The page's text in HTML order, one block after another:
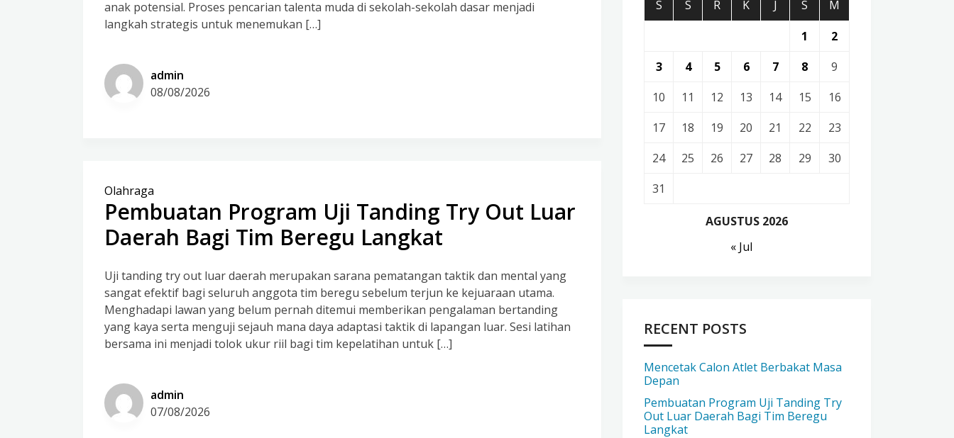
anak potensial. Proses pencarian talenta muda di sekolah-sekolah dasar menjadi
langkah strategis untuk menemukan […]
admin
08/08/2026
Olahraga
Pembuatan Program Uji Tanding Try Out Luar
Daerah Bagi Tim Beregu Langkat
Uji tanding try out luar daerah merupakan sarana pematangan taktik dan mental yang
sangat efektif bagi seluruh anggota tim beregu sebelum terjun ke kejuaraan utama.
Menghadapi lawan yang belum pernah ditemui memberikan pengalaman bertanding
yang kaya serta menguji sejauh mana daya adaptasi taktik di lapangan luar. Sesi latihan
bersama ini menjadi tolok ukur riil bagi tim kepelatihan untuk […]
admin
07/08/2026
AGUSTUS 2026
S S R K J S
M
1
2
3
4 5 6 7 8
9
10
11 12 13 14 15
16
17
18 19 20 21 22
23
24
25 26 27 28 29
30
31
« Jul
RECENT POSTS
Mencetak Calon Atlet Berbakat Masa
Depan
Pembuatan Program Uji Tanding Try
Out Luar Daerah Bagi Tim Beregu
Langkat